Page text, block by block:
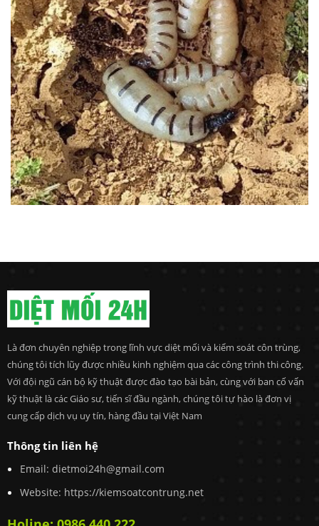
Là đơn chuyên nghiệp trong lĩnh vực diệt mối và kiểm soát côn trùng,
chúng tôi tích lũy được nhiều kinh nghiệm qua các công trình thi công.
Với đội ngũ cán bộ kỹ thuật được đào tạo bài bản, cùng với ban cố vấn
kỹ thuật là các Giáo sư, tiến sĩ đầu ngành, chúng tôi tự hào là đơn vị
cung cấp dịch vụ uy tín, hàng đầu tại Việt Nam
Thông tin liên hệ
Email: dietmoi24h@gmail.com
Website: https://kiemsoatcontrung.net